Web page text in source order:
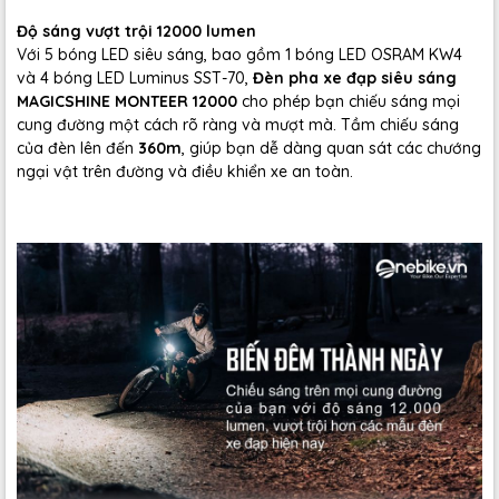
Độ sáng vượt trội 12000 lumen
Với 5 bóng LED siêu sáng, bao gồm 1 bóng LED OSRAM KW4
và 4 bóng LED Luminus SST-70, Đèn pha xe đạp siêu sáng
MAGICSHINE MONTEER 12000 cho phép bạn chiếu sáng mọi
cung đường một cách rõ ràng và mượt mà. Tầm chiếu sáng
của đèn lên đến 360m, giúp bạn dễ dàng quan sát các chướng
ngại vật trên đường và điều khiển xe an toàn.